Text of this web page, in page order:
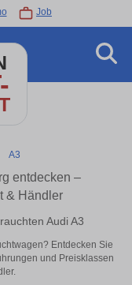
Job
A3
entdecken –
& Händler
Audi A3
Entdecken Sie
und Preisklassen